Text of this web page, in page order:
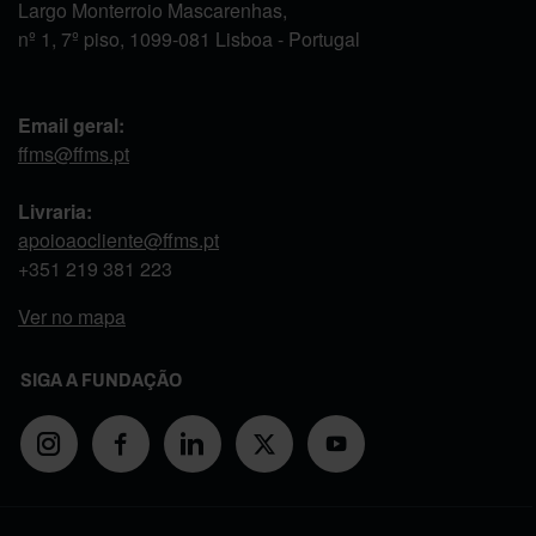
Largo Monterroio Mascarenhas,
nº 1, 7º piso, 1099-081 Lisboa - Portugal
Email geral:
ffms@ffms.pt
Livraria:
apoioaocliente@ffms.pt
+351 219 381 223
Ver no mapa
SIGA A FUNDAÇÃO